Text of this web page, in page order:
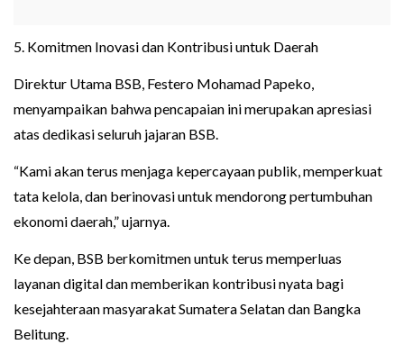
5. Komitmen Inovasi dan Kontribusi untuk Daerah
Direktur Utama BSB, Festero Mohamad Papeko,
menyampaikan bahwa pencapaian ini merupakan apresiasi
atas dedikasi seluruh jajaran BSB.
“Kami akan terus menjaga kepercayaan publik, memperkuat
tata kelola, dan berinovasi untuk mendorong pertumbuhan
ekonomi daerah,” ujarnya.
Ke depan, BSB berkomitmen untuk terus memperluas
layanan digital dan memberikan kontribusi nyata bagi
kesejahteraan masyarakat Sumatera Selatan dan Bangka
Belitung.